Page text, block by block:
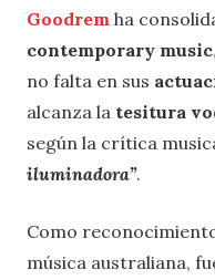
Goodrem ha
contemporary music
no falta en sus
alcanza la tesitura
según la crítica
iluminadora”.
Como
música australiana,